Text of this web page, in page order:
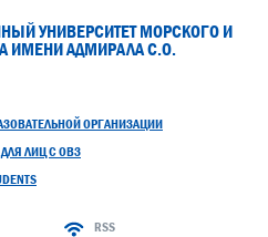
УНИВЕРСИТЕТ МОРСКОГО И
ИМЕНИ АДМИРАЛА С.О.
ОРГАНИЗАЦИИ
ЛИЦ С ОВЗ
RSS